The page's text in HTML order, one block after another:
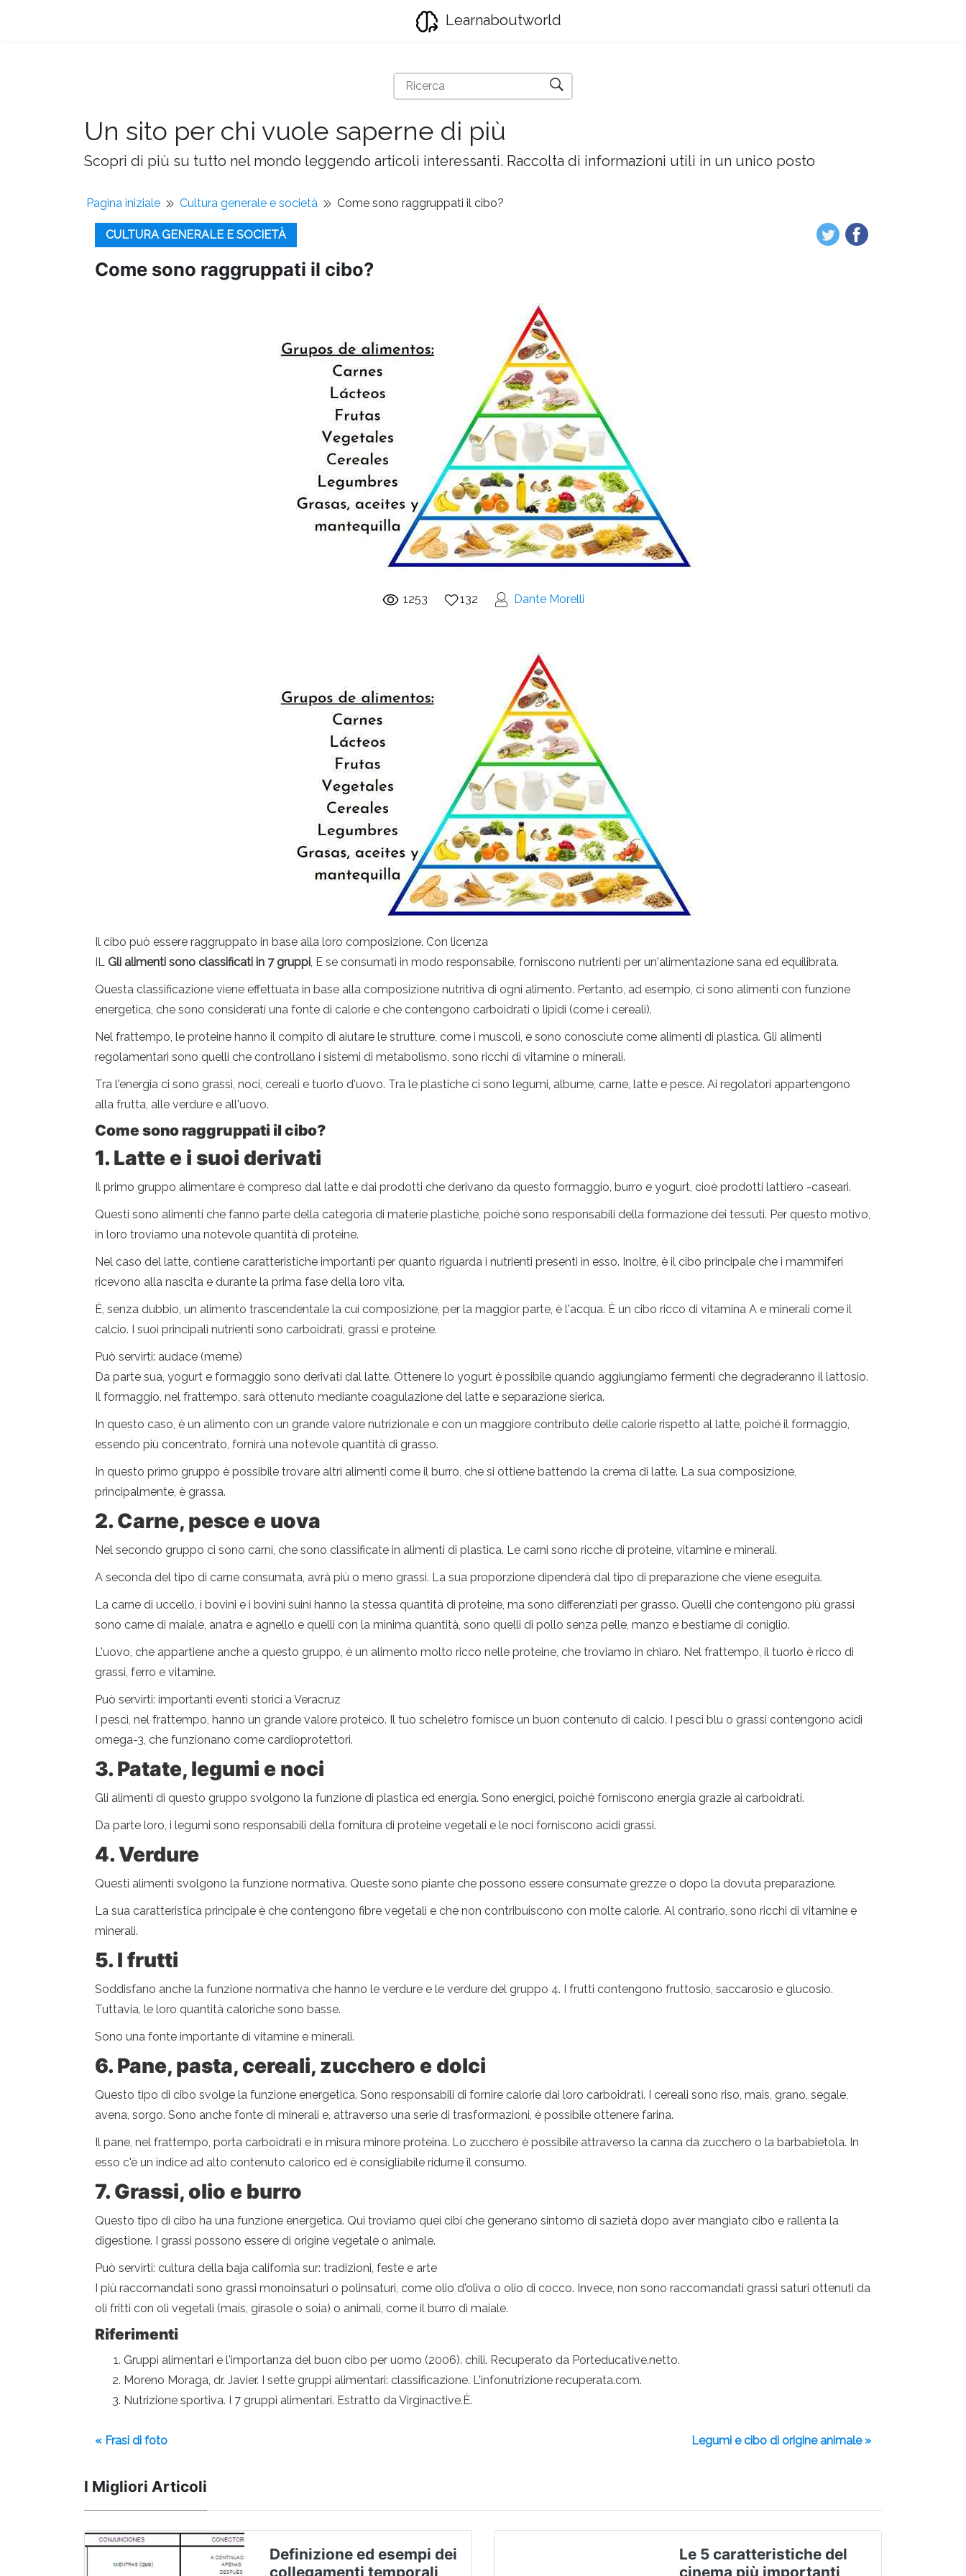
Learnaboutworld
Un sito per chi vuole saperne di più
Scopri di più su tutto nel mondo leggendo articoli interessanti. Raccolta di informazioni utili in un unico posto
Pagina iniziale Cultura generale e società Come sono raggruppati il ​​cibo?
CULTURA GENERALE E SOCIETÀ
Come sono raggruppati il ​​cibo?
1253 132 Dante Morelli
Il cibo può essere raggruppato in base alla loro composizione. Con licenza
IL Gli alimenti sono classificati in 7 gruppi, E se consumati in modo responsabile, forniscono nutrienti per un'alimentazione sana ed equilibrata.
Questa classificazione viene effettuata in base alla composizione nutritiva di ogni alimento. Pertanto, ad esempio, ci sono alimenti con funzione
energetica, che sono considerati una fonte di calorie e che contengono carboidrati o lipidi (come i cereali).
Nel frattempo, le proteine ​​hanno il compito di aiutare le strutture, come i muscoli, e sono conosciute come alimenti di plastica. Gli alimenti
regolamentari sono quelli che controllano i sistemi di metabolismo, sono ricchi di vitamine o minerali.
Tra l'energia ci sono grassi, noci, cereali e tuorlo d'uovo. Tra le plastiche ci sono legumi, albume, carne, latte e pesce. Ai regolatori appartengono
alla frutta, alle verdure e all'uovo.
Come sono raggruppati il ​​cibo?
1. Latte e i suoi derivati
Il primo gruppo alimentare è compreso dal latte e dai prodotti che derivano da questo formaggio, burro e yogurt, cioè prodotti lattiero -caseari.
Questi sono alimenti che fanno parte della categoria di materie plastiche, poiché sono responsabili della formazione dei tessuti. Per questo motivo,
in loro troviamo una notevole quantità di proteine.
Nel caso del latte, contiene caratteristiche importanti per quanto riguarda i nutrienti presenti in esso. Inoltre, è il cibo principale che i mammiferi
ricevono alla nascita e durante la prima fase della loro vita.
È, senza dubbio, un alimento trascendentale la cui composizione, per la maggior parte, è l'acqua. È un cibo ricco di vitamina A e minerali come il
calcio. I suoi principali nutrienti sono carboidrati, grassi e proteine.
Può servirti: audace (meme)
Da parte sua, yogurt e formaggio sono derivati ​​dal latte. Ottenere lo yogurt è possibile quando aggiungiamo fermenti che degraderanno il lattosio.
Il formaggio, nel frattempo, sarà ottenuto mediante coagulazione del latte e separazione sierica.
In questo caso, è un alimento con un grande valore nutrizionale e con un maggiore contributo delle calorie rispetto al latte, poiché il formaggio,
essendo più concentrato, fornirà una notevole quantità di grasso.
In questo primo gruppo è possibile trovare altri alimenti come il burro, che si ottiene battendo la crema di latte. La sua composizione,
principalmente, è grassa.
2. Carne, pesce e uova
Nel secondo gruppo ci sono carni, che sono classificate in alimenti di plastica. Le carni sono ricche di proteine, vitamine e minerali.
A seconda del tipo di carne consumata, avrà più o meno grassi. La sua proporzione dipenderà dal tipo di preparazione che viene eseguita.
La carne di uccello, i bovini e i bovini suini hanno la stessa quantità di proteine, ma sono differenziati per grasso. Quelli che contengono più grassi
sono carne di maiale, anatra e agnello e quelli con la minima quantità, sono quelli di pollo senza pelle, manzo e bestiame di coniglio.
L'uovo, che appartiene anche a questo gruppo, è un alimento molto ricco nelle proteine, che troviamo in chiaro. Nel frattempo, il tuorlo è ricco di
grassi, ferro e vitamine.
Può servirti: importanti eventi storici a Veracruz
I pesci, nel frattempo, hanno un grande valore proteico. Il tuo scheletro fornisce un buon contenuto di calcio. I pesci blu o grassi contengono acidi
omega-3, che funzionano come cardioprotettori.
3. Patate, legumi e noci
Gli alimenti di questo gruppo svolgono la funzione di plastica ed energia. Sono energici, poiché forniscono energia grazie ai carboidrati.
Da parte loro, i legumi sono responsabili della fornitura di proteine ​​vegetali e le noci forniscono acidi grassi.
4. Verdure
Questi alimenti svolgono la funzione normativa. Queste sono piante che possono essere consumate grezze o dopo la dovuta preparazione.
La sua caratteristica principale è che contengono fibre vegetali e che non contribuiscono con molte calorie. Al contrario, sono ricchi di vitamine e
minerali.
5. I frutti
Soddisfano anche la funzione normativa che hanno le verdure e le verdure del gruppo 4. I frutti contengono fruttosio, saccarosio e glucosio.
Tuttavia, le loro quantità caloriche sono basse.
Sono una fonte importante di vitamine e minerali.
6. Pane, pasta, cereali, zucchero e dolci
Questo tipo di cibo svolge la funzione energetica. Sono responsabili di fornire calorie dai loro carboidrati. I cereali sono riso, mais, grano, segale,
avena, sorgo. Sono anche fonte di minerali e, attraverso una serie di trasformazioni, è possibile ottenere farina.
Il pane, nel frattempo, porta carboidrati e in misura minore proteina. Lo zucchero è possibile attraverso la canna da zucchero o la barbabietola. In
esso c'è un indice ad alto contenuto calorico ed è consigliabile ridurne il consumo.
7. Grassi, olio e burro
Questo tipo di cibo ha una funzione energetica. Qui troviamo quei cibi che generano sintomo di sazietà dopo aver mangiato cibo e rallenta la
digestione. I grassi possono essere di origine vegetale o animale.
Può servirti: cultura della baja california sur: tradizioni, feste e arte
I più raccomandati sono grassi monoinsaturi o polinsaturi, come olio d'oliva o olio di cocco. Invece, non sono raccomandati grassi saturi ottenuti da
oli fritti con oli vegetali (mais, girasole o soia) o animali, come il burro di maiale.
Riferimenti
Gruppi alimentari e l'importanza del buon cibo per uomo (2006). chili. Recuperato da Porteducative.netto.
Moreno Moraga, dr. Javier. I sette gruppi alimentari: classificazione. L'infonutrizione recuperata.com.
Nutrizione sportiva. I 7 gruppi alimentari. Estratto da Virginactive.È.
« Frasi di foto Legumi e cibo di origine animale »
I Migliori Articoli
Definizione ed esempi dei
collegamenti temporali
Le 5 caratteristiche del
cinema più importanti